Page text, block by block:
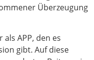
Überzeugung
APP, den es
gibt. Auf diese